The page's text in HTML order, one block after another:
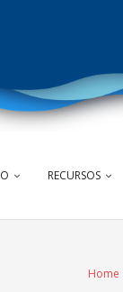
RECURSOS
Home